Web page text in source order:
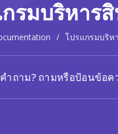
รมบริหาร
/ โปรแกรมบริห